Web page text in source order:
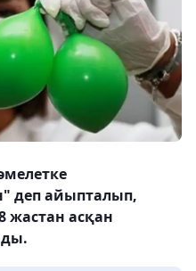
деп айыпталып,
жастан асқан